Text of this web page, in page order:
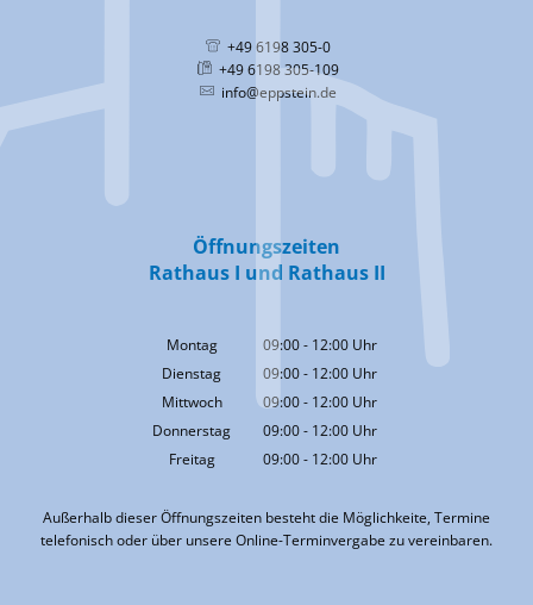
+49 6198 305-0
+49 6198 305-109
info@eppstein.de
Öffnungszeiten
Rathaus I und Rathaus II
Montag 09:00- 12:00 Uhr
Von 09:00 bis 12:00 Uhr
Dienstag 09:00- 12:00 Uhr
Von 09:00 bis 12:00 Uhr
Mittwoch 09:00- 12:00 Uhr
Von 09:00 bis 12:00 Uhr
Donnerstag 09:00- 12:00 Uhr
Von 09:00 bis 12:00 Uhr
Freitag 09:00- 12:00 Uhr
Außerhalb dieser Öffnungszeiten besteht die Möglichkeite, Termine
telefonisch oder über unsere Online-Terminvergabe zu vereinbaren.